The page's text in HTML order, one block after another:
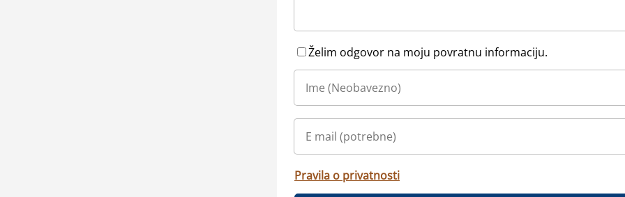
Želim odgovor na moju povratnu informaciju.
Pravila o privatnosti